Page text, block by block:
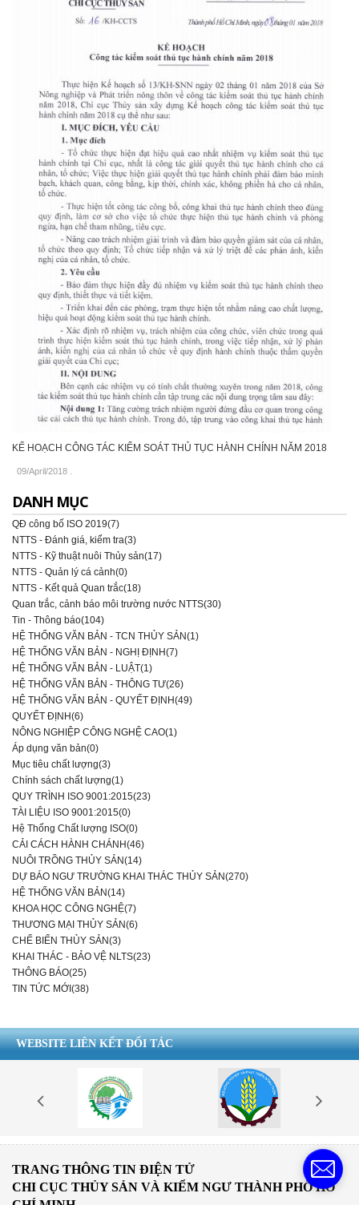
KẾ HOẠCH CÔNG TÁC KIỂM SOÁT THỦ TỤC HÀNH CHÍNH NĂM 2018
09/April/2018
DANH MỤC
QĐ công bố ISO 2019(7)
NTTS - Đánh giá, kiểm tra(3)
NTTS - Kỹ thuật nuôi Thủy sản(17)
NTTS - Quản lý cá cảnh(0)
NTTS - Kết quả Quan trắc(18)
Quan trắc, cảnh báo môi trường nước NTTS(30)
Tin - Thông báo(104)
HỆ THỐNG VĂN BẢN - TCN THỦY SẢN(1)
HỆ THỐNG VĂN BẢN - NGHỊ ĐỊNH(7)
HỆ THỐNG VĂN BẢN - LUẬT(1)
HỆ THỐNG VĂN BẢN - THÔNG TƯ(26)
HỆ THỐNG VĂN BẢN - QUYẾT ĐỊNH(49)
QUYẾT ĐỊNH(6)
NÔNG NGHIỆP CÔNG NGHỆ CAO(1)
Áp dụng văn bản(0)
Mục tiêu chất lượng(3)
Chính sách chất lượng(1)
QUY TRÌNH ISO 9001:2015(23)
TÀI LIỆU ISO 9001:2015(0)
Hệ Thống Chất lượng ISO(0)
CẢI CÁCH HÀNH CHÁNH(46)
NUÔI TRỒNG THỦY SẢN(14)
DỰ BÁO NGƯ TRƯỜNG KHAI THÁC THỦY SẢN(270)
HỆ THỐNG VĂN BẢN(14)
KHOA HỌC CÔNG NGHỆ(7)
THƯƠNG MẠI THỦY SẢN(6)
CHẾ BIẾN THỦY SẢN(3)
KHAI THÁC - BẢO VỆ NLTS(23)
THÔNG BÁO(25)
TIN TỨC MỚI(38)
WEBSITE LIÊN KẾT ĐỐI TÁC
TRANG THÔNG TIN ĐIỆN TỬ
CHI CỤC THỦY SẢN VÀ KIỂM NGƯ THÀNH PHỐ HỒ